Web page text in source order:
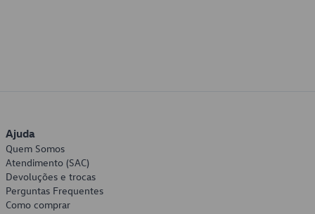
Ajuda
Quem Somos
Atendimento (SAC)
Devoluções e trocas
Perguntas Frequentes
Como comprar